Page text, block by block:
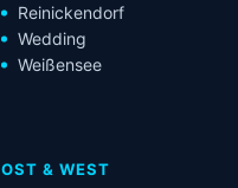
Reinickendorf
Wedding
Weißensee
OST & WEST